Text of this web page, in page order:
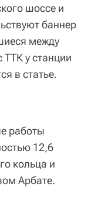
шоссе и
баннер
между
у станции
в статье.
работы
12,6
кольца и
Арбате.